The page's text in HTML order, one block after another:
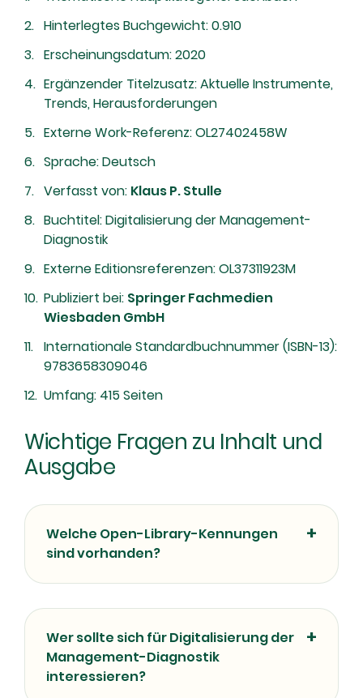
Hinterlegtes Buchgewicht: 0.910
Erscheinungsdatum: 2020
Ergänzender Titelzusatz: Aktuelle Instrumente,
Trends, Herausforderungen
Externe Work-Referenz: OL27402458W
Sprache: Deutsch
Verfasst von: Klaus P. Stulle
Buchtitel: Digitalisierung der Management-
Diagnostik
Externe Editionsreferenzen: OL37311923M
Publiziert bei: Springer Fachmedien
Wiesbaden GmbH
Internationale Standardbuchnummer (ISBN-13):
9783658309046
Umfang: 415 Seiten
Wichtige Fragen zu Inhalt und
Ausgabe
Welche Open-Library-Kennungen
sind vorhanden?
Wer sollte sich für Digitalisierung der
Management-Diagnostik
interessieren?